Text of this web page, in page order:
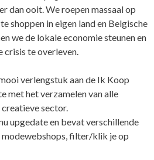
dan ooit. We roepen massaal op
shoppen in eigen land en Belgische
we de lokale economie steunen en
crisis te overleven.
verlengstuk aan de Ik Koop
met het verzamelen van alle
sector.
upgedate en bevat verschillende
modewebshops, filter/klik je op